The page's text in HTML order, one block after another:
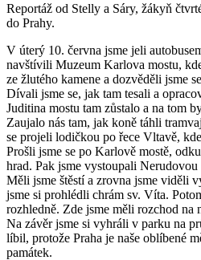
Reportáž od Stelly a Sáry, žákyň
do Prahy.
V úterý 10. června jsme jeli
navštívili Muzeum Karlova mostu,
ze žlutého kamene a dozvěděli jsme
Dívali jsme se, jak tam tesali a
Juditina mostu tam zůstalo a na tom
Zaujalo nás tam, jak koně táhli
se projeli lodičkou po řece Vltavě,
Prošli jsme se po Karlově mostě,
hrad. Pak jsme vystoupali
Měli jsme štěstí a zrovna jsme viděli
jsme si prohlédli chrám sv. Víta.
rozhledně. Zde jsme měli rozchod na
Na závěr jsme si vyhráli v parku na
líbil, protože Praha je naše oblíbené
památek.